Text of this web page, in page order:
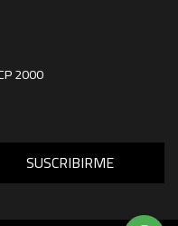
2000
SUSCRIBIRME